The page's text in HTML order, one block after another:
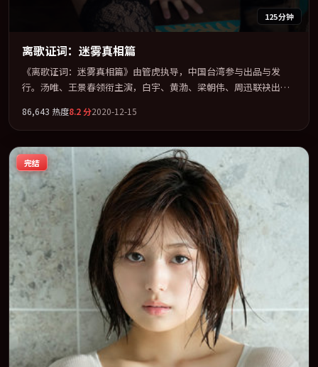
125分钟
离歌证词：迷雾真相篇
《离歌证词：迷雾真相篇》由管虎执导，中国台湾参与出品与发
行。汤唯、王景春领衔主演，白宇、黄渤、梁朝伟、周迅联袂出
记」类型为骨架，在叙事、表演与视听上力求统一。定于 2020-02-
26 在内地院线及主流平台同步亮相，2020 年度话题片中口碑稳健，
适合喜欢强情节与人物弧光的观众完整观看。
86,643 热度8.2分2020-12-15
完结